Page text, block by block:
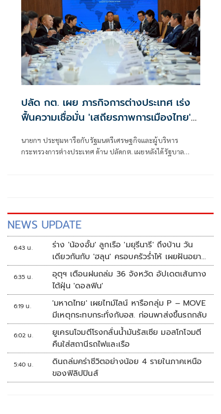
ปลัด กต. เผย ภารกิจการต่างประเทศ เร่ง
ฟื้นความเชื่อมั่น 'เสถียรภาพการเมืองไทย'
หลังมีรัฐบาลใหม่
นายกฯ ประชุมหารือกับรัฐมนตรีเศรษฐกิจและผู้บริหาร
กระทรวงการต่างประเทศ ด้าน ปลัดกต. เผยหลังได้รัฐบาล
NEWS UPDATE
6:43 น.
ร่าง 'น้องอั้ม' ลูกเรือ 'มยุรีนารี' ถึงบ้าน วัน
เดียวกันกับ 'ฮลุน' ครอบครัวร่ำไห้ เผยฝันอยาก
เป็นทหารเรือ
6:35 น.
อุตุฯ เตือนฝนถล่ม 36 จังหวัด อัปเดตเส้นทาง
ไต้ฝุ่น 'ดอลฟิน'
6:19 น.
'มหาดไทย' เผยไทม์ไลน์ หารือกลุ่ม P – MOVE
มีเหตุกระทบกระทั่งกับอส. ก่อนพาส่งขึ้นรถกลับ
6:02 น.
ยูเครนโจมตีโรงกลั่นน้ำมันรัสเซีย มอสโกโจมตี
คืนใส่สถานีรถไฟและเรือ
5:40 น.
ดินถล่มคร่าชีวิตอย่างน้อย 4 รายในภาคเหนือ
ของฟิลิปปินส์